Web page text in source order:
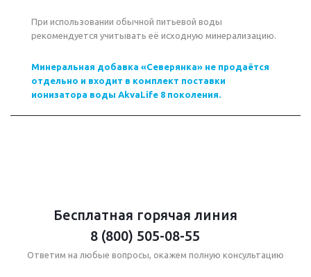
При использовании обычной питьевой воды
рекомендуется учитывать её исходную минерализацию.
Минеральная добавка «Северянка» не продаётся
отдельно и входит в комплект поставки
ионизатора воды AkvaLife 8 поколения.
Бесплатная горячая линия
8 (800) 505-08-55
Ответим на любые вопросы, окажем полную консультацию